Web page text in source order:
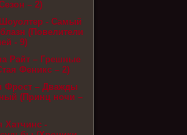
– 2)
- Самый
(Повелители
- 9)
Райт – Грешные
Феникс – 2)
Фрост – Дважды
(Принц ночи –
Хатчинс -